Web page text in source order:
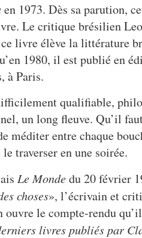
en 1973. Dès sa parution,
Le critique brésilien
livre élève la littérature
1980, il est publié en
à Paris.
qualifiable,
un long fleuve. Qu’il
méditer entre chaque
traverser en une soirée.
Le Mondedu 20 février
choses», l’écrivain et
ouvre le compte-rendu
livres publiés par